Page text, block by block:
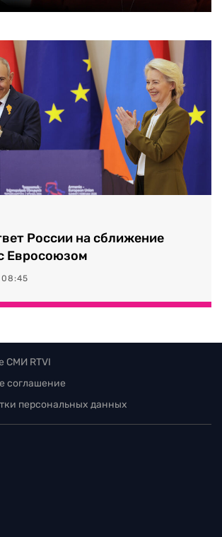
России на сближение
Евросоюзом
СМИ RTVI
соглашение
персональных данных